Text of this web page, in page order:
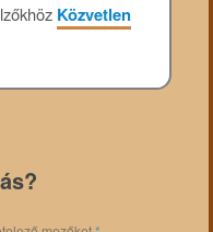
Közvetlen